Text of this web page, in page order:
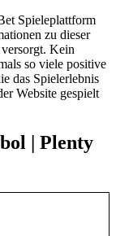
Spieleplattform
zu dieser
Kein
so viele positive
das Spielerlebnis
Website gespielt
| Plenty